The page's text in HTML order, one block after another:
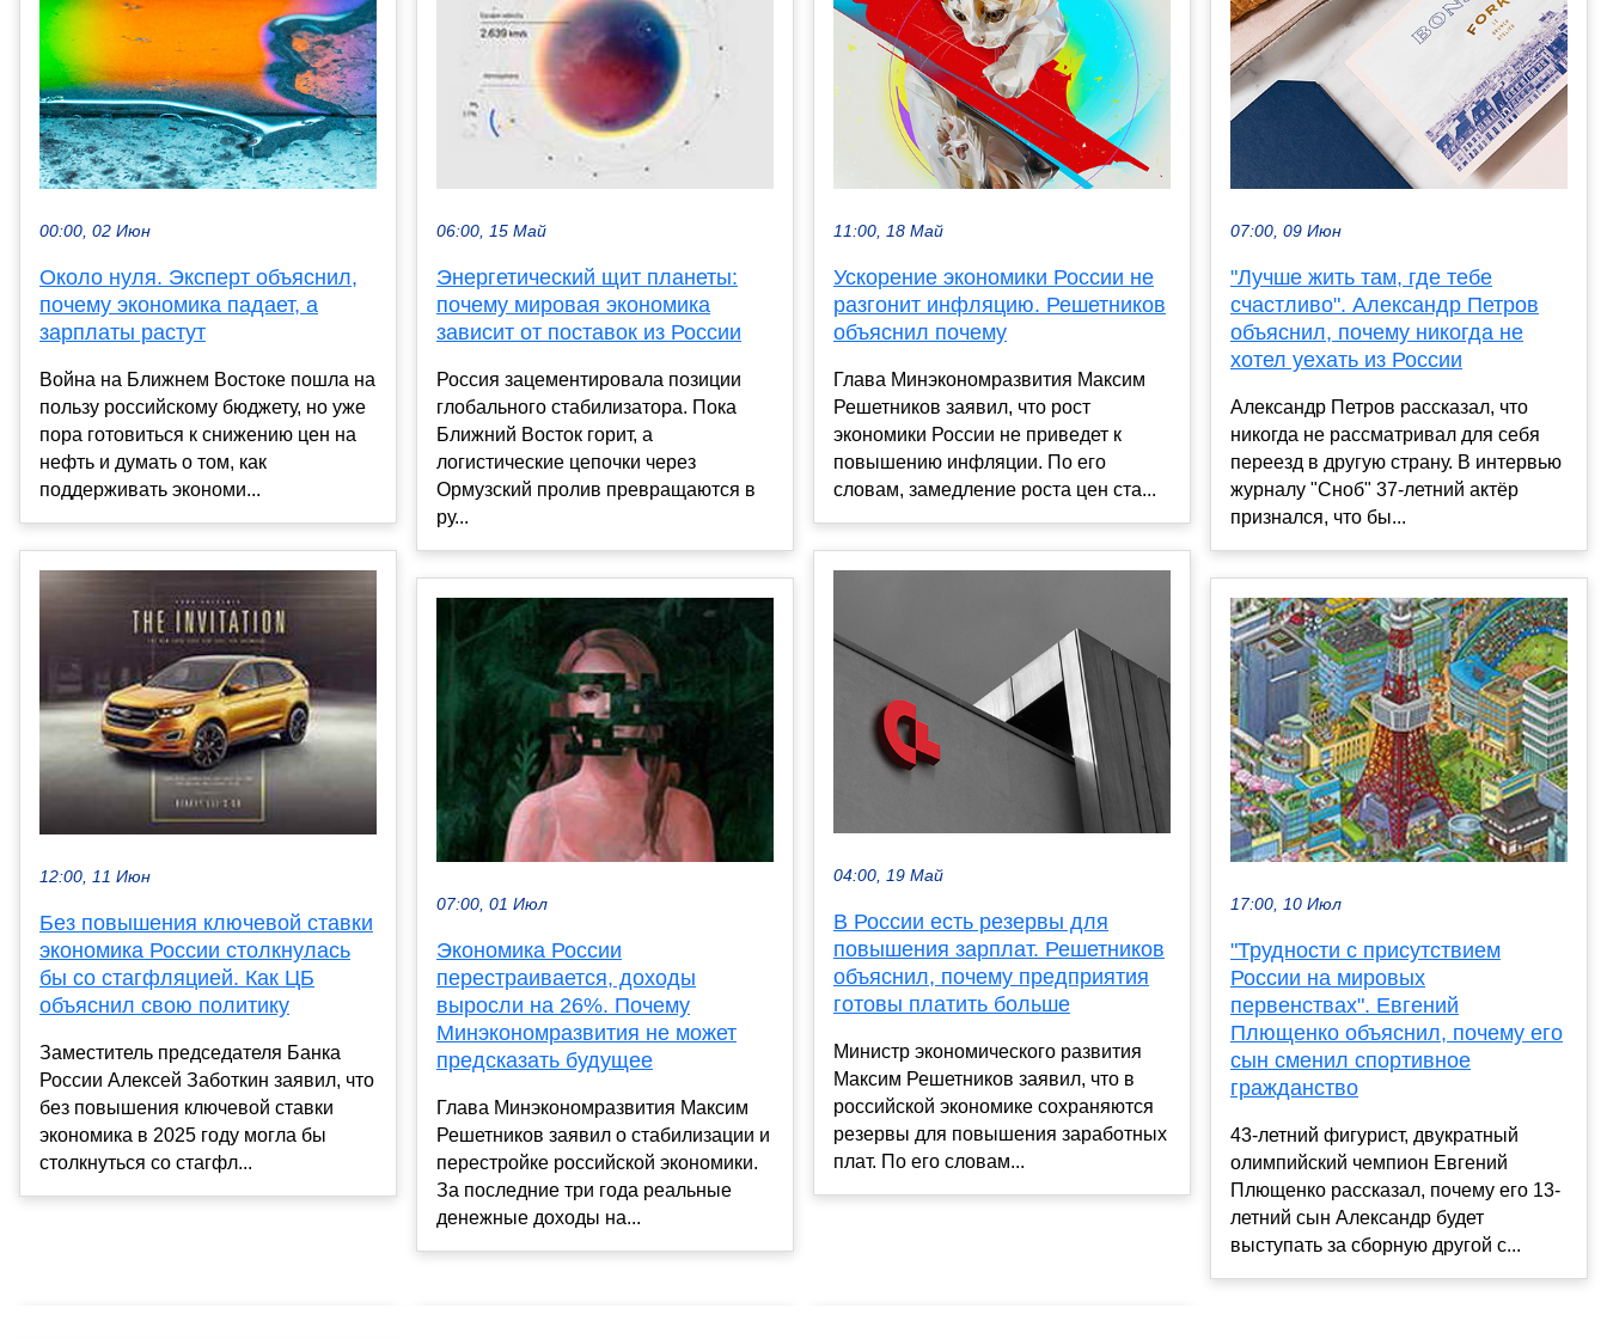
00:00, 02 Июн
Около нуля. Эксперт объяснил,
почему экономика падает, а
зарплаты растут
Война на Ближнем Востоке пошла на
пользу российскому бюджету, но уже
пора готовиться к снижению цен на
нефть и думать о том, как
поддерживать экономи...
12:00, 11 Июн
Без повышения ключевой ставки
экономика России столкнулась
бы со стагфляцией. Как ЦБ
объяснил свою политику
Заместитель председателя Банка
России Алексей Заботкин заявил, что
без повышения ключевой ставки
экономика в 2025 году могла бы
столкнуться со стагфл...
06:00, 15 Май
Энергетический щит планеты:
почему мировая экономика
зависит от поставок из России
Россия зацементировала позиции
глобального стабилизатора. Пока
Ближний Восток горит, а
логистические цепочки через
Ормузский пролив превращаются в
ру...
07:00, 01 Июл
Экономика России
перестраивается, доходы
выросли на 26%. Почему
Минэкономразвития не может
предсказать будущее
Глава Минэкономразвития Максим
Решетников заявил о стабилизации и
перестройке российской экономики.
За последние три года реальные
денежные доходы на...
11:00, 18 Май
Ускорение экономики России не
разгонит инфляцию. Решетников
объяснил почему
Глава Минэкономразвития Максим
Решетников заявил, что рост
экономики России не приведет к
повышению инфляции. По его
словам, замедление роста цен ста...
04:00, 19 Май
В России есть резервы для
повышения зарплат. Решетников
объяснил, почему предприятия
готовы платить больше
Министр экономического развития
Максим Решетников заявил, что в
российской экономике сохраняются
резервы для повышения заработных
плат. По его словам...
07:00, 09 Июн
"Лучше жить там, где тебе
счастливо". Александр Петров
объяснил, почему никогда не
хотел уехать из России
Александр Петров рассказал, что
никогда не рассматривал для себя
переезд в другую страну. В интервью
журналу "Сноб" 37-летний актёр
признался, что бы...
17:00, 10 Июл
"Трудности с присутствием
России на мировых
первенствах". Евгений
Плющенко объяснил, почему его
сын сменил спортивное
гражданство
43-летний фигурист, двукратный
олимпийский чемпион Евгений
Плющенко рассказал, почему его 13-
летний сын Александр будет
выступать за сборную другой с...